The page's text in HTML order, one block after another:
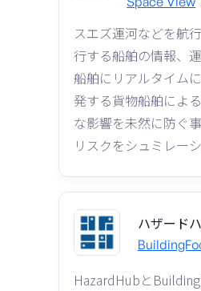
スエズ運河などを航
行する船舶の情報、
船舶にリアルタイム
発する貨物船舶によ
な影響を未然に防ぐ
リスクをシュミレー
ハザード
HazardHubと